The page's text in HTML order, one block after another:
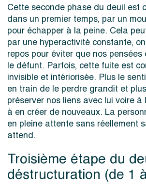
Cette seconde phase du deuil est
dans un premier temps, par un
pour échapper à la peine. Cela
par une hyperactivité constante,
repos pour éviter que nos
le défunt. Parfois, cette fuite est
invisible et intériorisée. Plus le
en train de le perdre grandit et
préserver nos liens avec lui voire à
à en créer de nouveaux. La
en pleine attente sans réellement
attend.
Troisième étape du
déstructuration (de 1